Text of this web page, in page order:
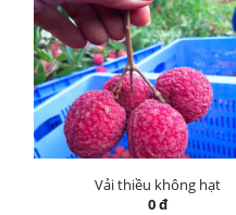
Vải thiều không hạt
0 đ